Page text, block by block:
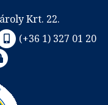
Krt. 22.
(+36 1) 327 01 20